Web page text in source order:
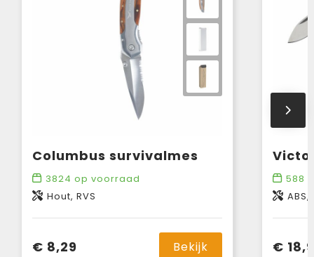
Columbus survivalmes
3824 op voorraad
Hout, RVS
€ 8,29 Bekijk
588
ABS,
€